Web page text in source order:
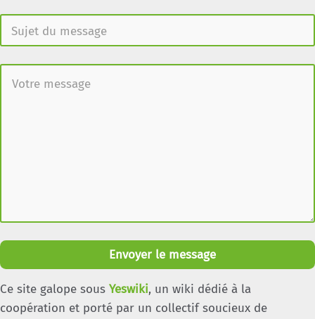
Envoyer le message
Ce site galope sous Yeswiki, un wiki dédié à la
coopération et porté par un collectif soucieux de